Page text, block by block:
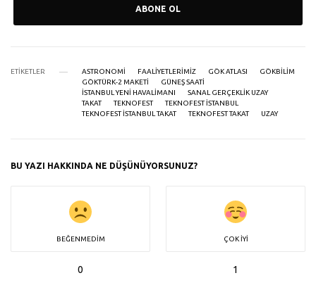
ABONE OL
ETIKETLER ASTRONOMI FAALIYETLERIMIZ GÖK ATLASI
GÖKBILIM
GÖKTÜRK-2 MAKETI
GÜNEŞ SAATI
ISTANBUL YENI HAVALIMANI
SANAL GERÇEKLIK UZAY
TAKAT
TEKNOFEST
TEKNOFEST ISTANBUL
TEKNOFEST ISTANBUL TAKAT
TEKNOFEST TAKAT UZAY
BU YAZI HAKKINDA NE DÜŞÜNÜYORSUNUZ?
BEĞENMEDIM
0
ÇOK İYI
1